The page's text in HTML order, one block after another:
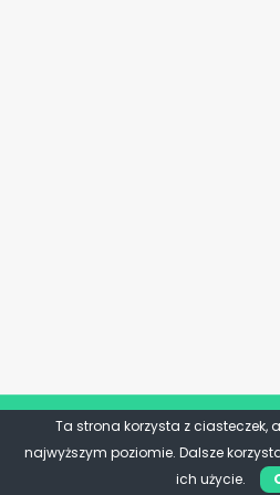
Ta strona korzysta z ciasteczek,
najwyższym poziomie. Dalsze
ich użycie.